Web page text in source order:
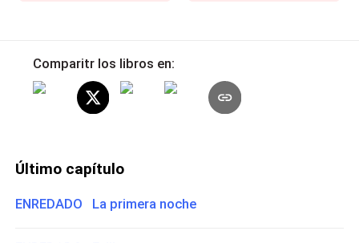
Comparitr los libros en:
Último capítulo
ENREDADO La primera noche